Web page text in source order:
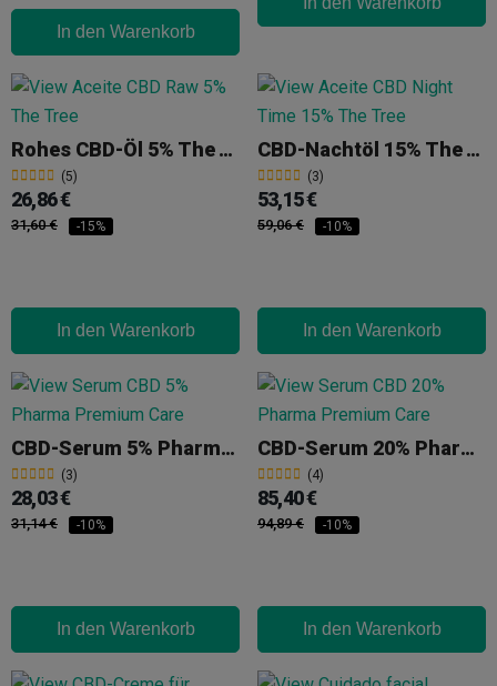
In den Warenkorb
Rohes CBD-Öl 5% The Tree
(5)
26,86 €
31,60 € -15%
In den Warenkorb
CBD-Nachtöl 15% The Tree
(3)
53,15 €
59,06 € -10%
In den Warenkorb
CBD-Serum 5% Pharma Premium Care
(3)
28,03 €
31,14 € -10%
In den Warenkorb
CBD-Serum 20% Pharma Premium Care
(4)
85,40 €
94,89 € -10%
In den Warenkorb